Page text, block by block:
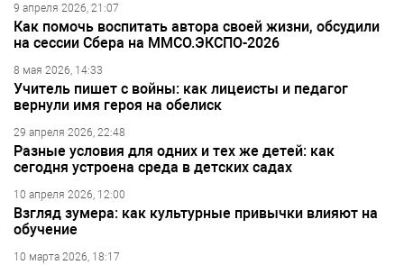
9 апреля 2026, 21:07
Как помочь воспитать автора своей жизни, обсудили
на сессии Сбера на ММСО.ЭКСПО-2026
8 мая 2026, 14:33
Учитель пишет с войны: как лицеисты и педагог
вернули имя героя на обелиск
29 апреля 2026, 22:48
Разные условия для одних и тех же детей: как
сегодня устроена среда в детских садах
10 апреля 2026, 12:00
Взгляд зумера: как культурные привычки влияют на
обучение
10 марта 2026, 18:17